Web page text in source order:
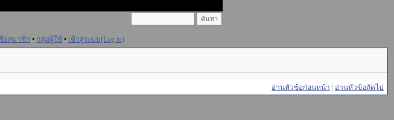
อสมาชิก • กลุ่มผู้ใช้ • เข้าสู่ระบบ(Log in)
อ่านหัวข้อก่อนหน้า อ่านหัวข้อถัดไป